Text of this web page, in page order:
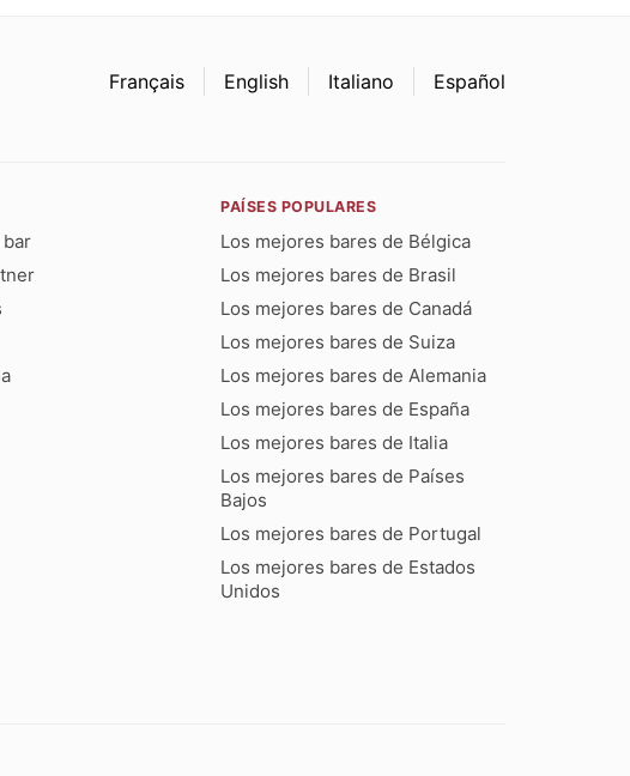
Français English Italiano Español
PAÍSES POPULARES
Los mejores bares de Bélgica
Los mejores bares de Brasil
Los mejores bares de Canadá
Los mejores bares de Suiza
Los mejores bares de Alemania
Los mejores bares de España
Los mejores bares de Italia
Los mejores bares de Países
Bajos
Los mejores bares de Portugal
Los mejores bares de Estados
Unidos